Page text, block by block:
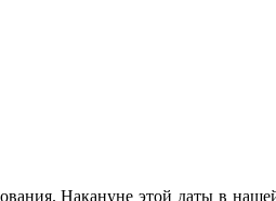
Накануне этой даты в